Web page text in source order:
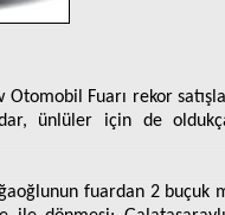
Fuarı rekor
ünlüler için de
fuardan 2 buçuk